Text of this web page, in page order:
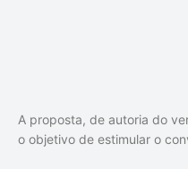
A proposta, de autoria do
o objetivo de estimular o